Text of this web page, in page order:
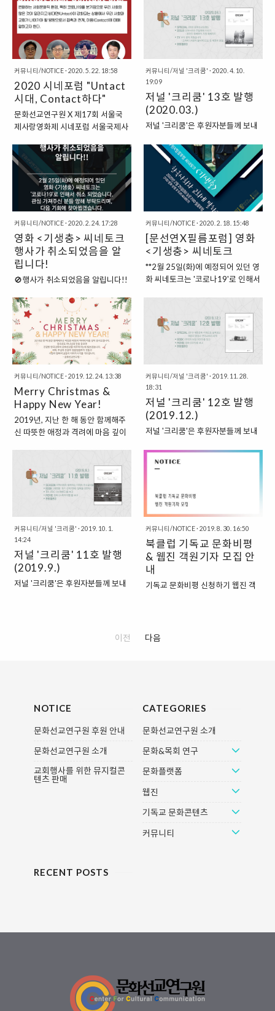
준비했습니다. 올 초 출간된 테레사
베르거의 (CLC, 2020)는 디지털 예
배에 대한 논의의 장을 열어주는 하
나의 텍스트라고 할 것입니다. 이 책
은 온라인 예배가 ..
니다. 이 자료집을 통해 현장에서 느
꼈던 영화에 대한 뜨거운 감동과 함
께 나눈 사랑의 이야기들이 더욱 많
은 사람들에게 전달되어 힘과 위로
▼
리! 제17회 서울국제사랑영화제 올
해 영화제 주제는 '이음'입니다. "코
로나 19로 인해 우울해지고 지루한
나날들이 이어지고, 사회적 거리두
기로 단절이 일상화되지만, 그럴수
록 우리 모두의 삶은 더욱 가까워지
고 연결되어야 할 것입니다. 우리의
영화제가 그런 하나의 의미있는 접
속점이 되기를 소망합니다." - 글
"우리가 다시 이어져야할 이유" 중
www.cricum.org/1641 영화제 프
로그래머가 선정한 기독영화 상영,
영화에 대한 심도 깊은 기독교적 논
의 등 '이음'에 대한 다양한 신앙적
이야기들이 펼쳐지는 축제에 초대
합니다! ※ 영화제는 좌석 간 거리
두기(1관 3..
커뮤니티/NOTICE· 2020. 5. 22. 18:58
2020 시네포럼 "Untact
시대, Contact하다"
문화선교연구원 X 제17회 서울국
제사랑영화제 시네포럼 서울국제사
최로 열리는 이번 시네포럼의 주제
는 “Untact 시대, Contact하다”이
다. 코로나바이러스감염증-19 이후
한국교회와 사회뿐 아니라 전 세계
적으로 정치, 사회, 경제, 교육, 문화
등 다양한 차원에서 새로운 일상
(New Normal)을 맞이하게 될 것이
란 예측이 강력하게 제기되고 있다.
이에 본 시네포럼에서 변화하는 사
회문화적 환경, 특히 코로나19를 분
기점으로 우리 사회의 많은 것이 달
라지고 비대면(Untact)이 강화되는
상황에서 우리 사회와 교회가 나아
가야 할 방향으로서 접촉과 관계, 이
음(Contact)에 대해 말하고자 한다.
일시: 6월 5일 (금) 19:30 장소: 필
름포럼 1관 공동주최: 서울국..
커뮤니티/저널 '크리쿰' · 2020. 4. 10.
19:09
저널 '크리쿰' 13호 발행
(2020.03.)
저널 '크리쿰'은 후원자분들께 보내
니다. 후원안내 보러가기 클릭! 문
화선교연구원 사역에 함께해 주세
요! 문화선교연구원의 후원자가 되
어주십시오. 한국교회는 지금 어느
때보다 위기 가운데 있습니다. 급변
하는 문화 속에서 교회는 안팎으로
소통하지 못하고 있고 교회에 대한
사회 신뢰도는 교회공동체의 미래
를 어.. www.cricum.org
커뮤니티/NOTICE· 2020. 2. 24. 17:28
영화 <기생충> 씨네토크
행사가 취소되었음을 알
립니다!
🚫행사가 취소되었음을 알립니다!!
영화 씨네토크는 '코로나19'로 인해
서 취소 되었습니다. 관심 가져주신
분들 양해 부탁드리며, 다음 기회에
찾아뵙겠습니다.
커뮤니티/NOTICE· 2020. 2. 18. 15:48
[문선연X필름포럼] 영화
<기생충> 씨네토크
**2월 25일(화)에 예정되어 있던 영
화 씨네토크는 '코로나19'로 인해서
아뵙겠습니다. 짜장라면이 유독 땡
기는 요즘이지요. 작년에 개봉한 영
화 이 제92회 미국 아카데미 시상식
에서 4관왕을 수상하면서 다시금
영화에 대한 대중의 관심이 높아지
고 있습니다. 이에 문화선교연구원
과 필름포럼은 ", 한국사회와 교회에
말하다"라는 주제로 2월 25일(화)
저녁 7시 필름포럼에서 영화 씨네
토크를 개최합니다. 전 세계 영화인
국사회에 전해주는 메시지가 있다
면 무엇일까요? 미쟝센이나 메타포
함의 등 영화에 대한 내용 뿐 아니라
사회학적, 신학적 관..
커뮤니티/NOTICE· 2019. 12. 24. 13:38
Merry Christmas &
Happy New Year!
2019년, 지난 한 해 동안 함께해주
신 따뜻한 애정과 격려에 마음 깊이
강한 한국교회의 문화선교를 이루
어가는데 힘쓰겠습니다. 새해, 주님
의 은총이 걸음걸음마다 깃들고 사
랑과 평화의 날들이 이어지시기를
기도합니다. - 문화선교연구원
커뮤니티/저널 '크리쿰' · 2019. 11. 28.
18:31
저널 '크리쿰' 12호 발행
(2019.12.)
저널 '크리쿰'은 후원자분들께 보내
니다. 후원안내 보러가기 클릭!
커뮤니티/저널 '크리쿰' · 2019. 10. 1.
14:24
저널 '크리쿰' 11호 발행
(2019.9.)
저널 '크리쿰'은 후원자분들께 보내
커뮤니티/NOTICE· 2019. 8. 30. 16:50
북클럽 기독교 문화비평
& 웹진 객원기자 모집 안
내
기독교 문화비평 신청하기 웹진 객
가?” 오늘날 대중문화처럼 강력한
하고 더 좋은 대중문화 생태계를 만
클럽 은 대중문화를 이해함으로써
건강한 기독교 문화담론을 만들어
내는 크리스챤 문화 비평가들을 만
들어가는 흥미로운 시간의 여정이
을 위한 필독서인 고든 린치의
(Understanding theology and
popular culture) 읽기를 통해 창조
적인 문화읽기를 함께..
이전 다음
NOTICE
문화선교연구원 후원 안내
문화선교연구원 소개
교회행사를 위한 뮤지컬콘
텐츠 판매
CATEGORIES
문화선교연구원 소개
문화&목회 연구
문화플랫폼
웹진
기독교 문화콘텐츠
커뮤니티
RECENT POSTS